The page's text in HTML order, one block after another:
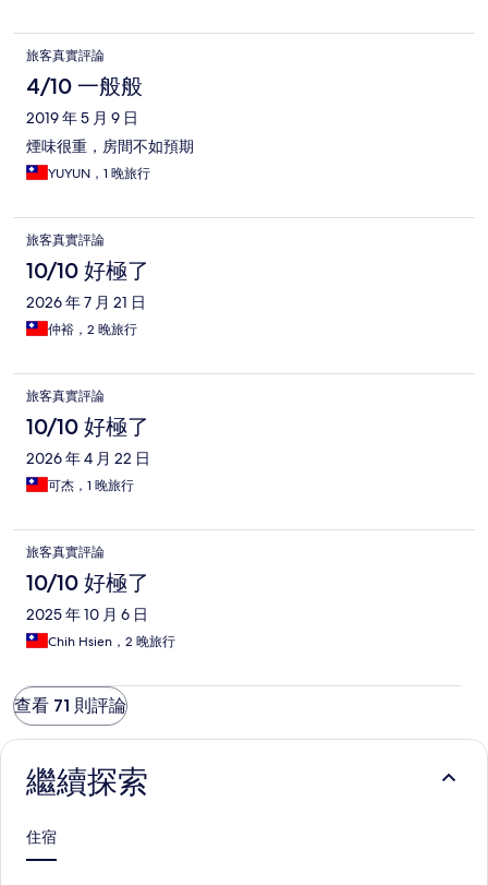
旅客真實評論
4/10 一般般
2019 年 5 月 9 日
煙味很重，房間不如預期
YUYUN，1 晚旅行
旅客真實評論
10/10 好極了
2026 年 7 月 21 日
仲裕，2 晚旅行
旅客真實評論
10/10 好極了
2026 年 4 月 22 日
可杰，1 晚旅行
旅客真實評論
10/10 好極了
2025 年 10 月 6 日
Chih Hsien，2 晚旅行
查看 71 則評論
繼續探索
住宿